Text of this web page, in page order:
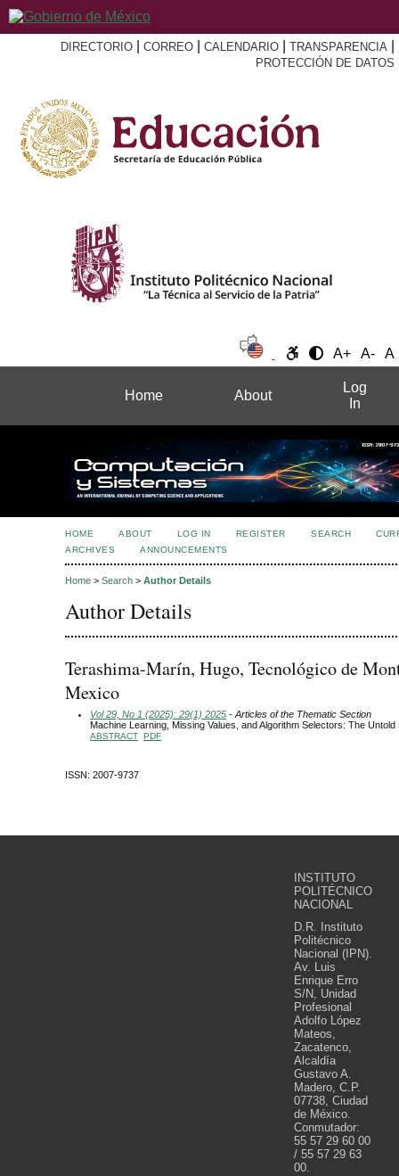
DIRECTORIO CORREO CALENDARIO TRANSPARENCIA
PROTECCIÓN DE DATOS
A+ A- A
Home About
Log
In
HOME ABOUT LOG IN REGISTER SEARCH
ARCHIVES
ANNOUNCEMENTS
Home > Search > Author Details
Author Details
Terashima-Marín, Hugo, Tecnológico de
Mexico
Vol 29, No 1 (2025): 29(1) 2025 - Articles of the Thematic Section
Machine Learning, Missing Values, and Algorithm Selectors: The Untold
ABSTRACT PDF
ISSN: 2007-9737
INSTITUTO
POLITÉCNICO
NACIONAL
D.R. Instituto
Politécnico
Nacional (IPN).
Av. Luis
Enrique Erro
S/N, Unidad
Profesional
Adolfo López
Mateos,
Zacatenco,
Alcaldía
Gustavo A.
Madero, C.P.
07738, Ciudad
de México.
Conmutador:
55 57 29 60 00
/ 55 57 29 63
00.